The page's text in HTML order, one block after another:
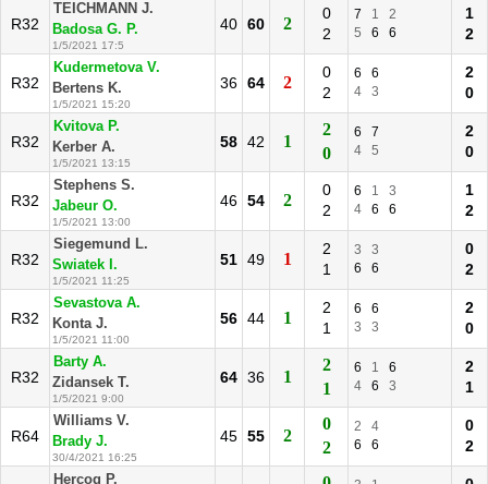
R32
TEICHMANN J.
Badosa G. P.
1/5/2021 17:5
40 60 2
0
2
7 1
2
5
6 6
1
2
R32
Kudermetova V.
Bertens K.
1/5/2021 15:20
36 64 2
0
2
6
6
4
3
2
0
R32
Kvitova P.
Kerber A.
1/5/2021 13:15
58 42 1
2
0
6
7
4
5
2
0
R32
Stephens S.
Jabeur O.
1/5/2021 13:00
46 54 2
0
2
6 1
3
4
6 6
1
2
R32
Siegemund L.
Swiatek I.
1/5/2021 11:25
51 49 1
2
1
3
3
6
6
0
2
R32
Sevastova A.
Konta J.
1/5/2021 11:00
56 44 1
2
1
6
6
3
3
2
0
R32
Barty A.
Zidansek T.
1/5/2021 9:00
64 36 1
2
1
6 1
6
4
6 3
2
1
R64
Williams V.
Brady J.
30/4/2021 16:25
45 55 2
0
2
2
4
6
6
0
2
Hercog P.